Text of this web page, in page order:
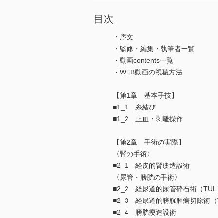
目次
・序文
・監修・編集・執筆者一覧
・動画contents一覧
・WEB動画の視聴方法
【第1章 基本手技】
■1_1 糸結び
■1_2 止血・剥離操作
【第2章 手術の実際】
〈腎の手術〉
■2_1 経皮的腎瘻造設術
〈尿管・膀胱の手術〉
■2_2 経尿道的尿管砕石術（TUL
■2_3 経尿道的膀胱腫瘍切除術（
■2_4 膀胱瘻造設術